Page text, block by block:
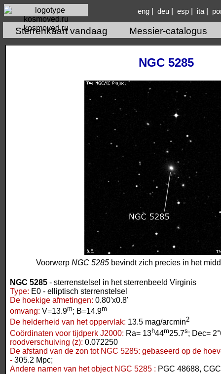
kosmoved.ru
eng| deu| esp| ita|
Sterrenkaart vandaag Messier-catalogus
NGC 5285
Voorwerp NGC 5285 bevindt zich precies in het
NGC 5285 - sterrenstelsel in het sterrenbeeld Virginis
Type: E0 - elliptisch sterrenstelsel
De hoekige afmetingen: 0.80'x0.8'
omvang: V=13.9m; B=14.9m
De helderheid van het oppervlak: 13.5 mag/arcmin2
Coördinaten voor tijdperk J2000: Ra= 13h44m25.7s; Dec=
roodverschuiving (z): 0.072250
De afstand van de zon tot NGC 5285: gebaseerd op de
- 305.2 Mpc;
Andere namen van het object NGC 5285 : PGC 48688,